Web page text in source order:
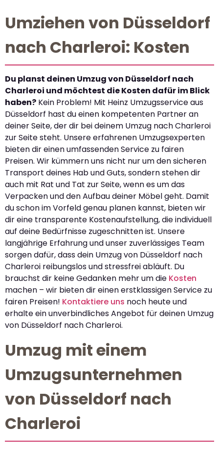
Umziehen von Düsseldorf
nach Charleroi: Kosten
Du planst deinen Umzug von Düsseldorf nach
Charleroi und möchtest die Kosten dafür im Blick
haben? Kein Problem! Mit Heinz Umzugsservice aus
Düsseldorf hast du einen kompetenten Partner an
deiner Seite, der dir bei deinem Umzug nach Charleroi
zur Seite steht. Unsere erfahrenen Umzugsexperten
bieten dir einen umfassenden Service zu fairen
Preisen. Wir kümmern uns nicht nur um den sicheren
Transport deines Hab und Guts, sondern stehen dir
auch mit Rat und Tat zur Seite, wenn es um das
Verpacken und den Aufbau deiner Möbel geht. Damit
du schon im Vorfeld genau planen kannst, bieten wir
dir eine transparente Kostenaufstellung, die individuell
auf deine Bedürfnisse zugeschnitten ist. Unsere
langjährige Erfahrung und unser zuverlässiges Team
sorgen dafür, dass dein Umzug von Düsseldorf nach
Charleroi reibungslos und stressfrei abläuft. Du
brauchst dir keine Gedanken mehr um die Kosten
machen – wir bieten dir einen erstklassigen Service zu
fairen Preisen! Kontaktiere uns noch heute und
erhalte ein unverbindliches Angebot für deinen Umzug
von Düsseldorf nach Charleroi.
Umzug mit einem
Umzugsunternehmen
von Düsseldorf nach
Charleroi